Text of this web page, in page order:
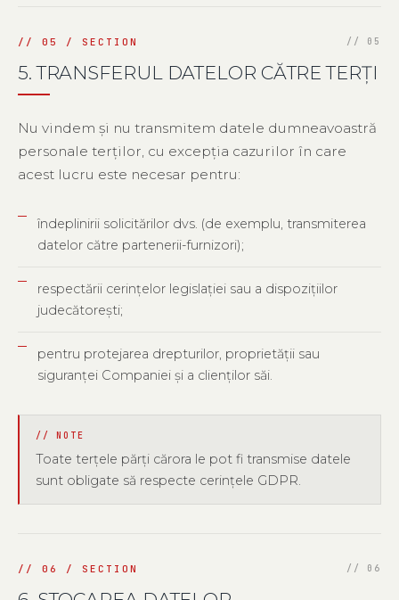
5. TRANSFERUL DATELOR CĂTRE TERȚI
Nu vindem și nu transmitem datele dumneavoastră
personale terților, cu excepția cazurilor în care
acest lucru este necesar pentru:
îndeplinirii solicitărilor dvs. (de exemplu, transmiterea
datelor către partenerii-furnizori);
respectării cerințelor legislației sau a dispozițiilor
judecătorești;
pentru protejarea drepturilor, proprietății sau
siguranței Companiei și a clienților săi.
Toate terțele părți cărora le pot fi transmise datele
sunt obligate să respecte cerințele GDPR.